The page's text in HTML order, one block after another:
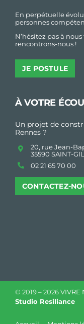
En perpétuelle
personnes
N’hésitez pas à
rencontrons-nous !
JE POSTULE
À VOTRE
Un projet de
Rennes ?
20, rue Jean-
35590 SAINT-
02 21 65 70 00
CONTACTEZ-
© 2019 –2026 VIVRE
Studio Resiliance